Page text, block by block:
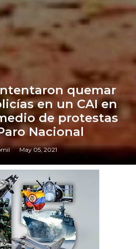
quemar
en un CAI en
de protestas
Nacional
May 05, 2021